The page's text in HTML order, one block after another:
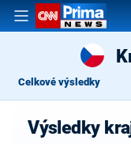
Celkové výsledky
Výsledky